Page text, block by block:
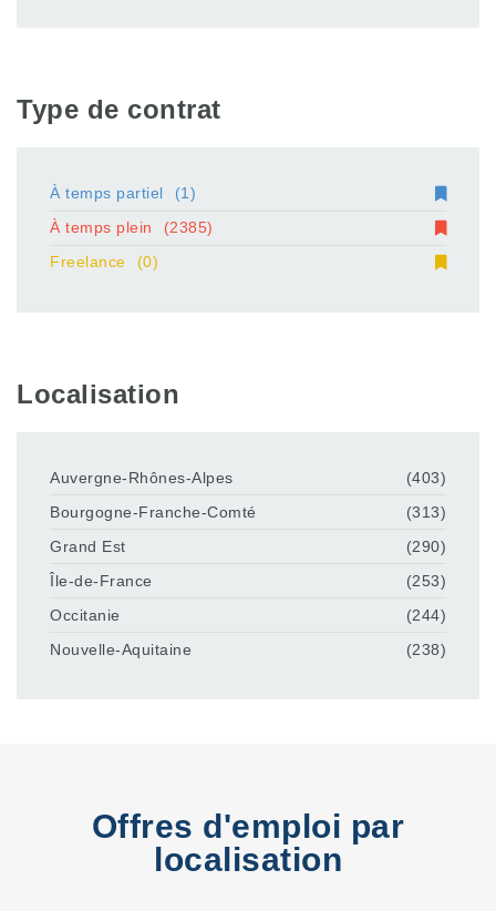
Type de contrat
À temps partiel
(1)
À temps plein
(2385)
Freelance
(0)
Localisation
Auvergne-Rhônes-Alpes
(403)
Bourgogne-Franche-Comté
(313)
Grand Est
(290)
Île-de-France
(253)
Occitanie
(244)
Nouvelle-Aquitaine
(238)
Offres d'emploi par
localisation